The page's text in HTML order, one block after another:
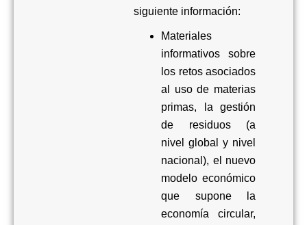
siguiente información:
Materiales
informativos sobre
los retos asociados
al uso de materias
primas, la gestión
de residuos (a
nivel global y nivel
nacional), el nuevo
modelo económico
que supone la
economía circular,